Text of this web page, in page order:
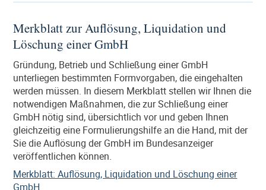
Merkblatt zur Auflösung, Liquidation und
Löschung einer GmbH
Gründung, Betrieb und Schließung einer GmbH
unterliegen bestimmten Formvorgaben, die eingehalten
werden müssen. In diesem Merkblatt stellen wir Ihnen die
notwendigen Maßnahmen, die zur Schließung einer
GmbH nötig sind, übersichtlich vor und geben Ihnen
gleichzeitig eine Formulierungshilfe an die Hand, mit der
Sie die Auflösung der GmbH im Bundesanzeiger
veröffentlichen können.
Merkblatt: Auflösung, Liquidation und Löschung einer
GmbH